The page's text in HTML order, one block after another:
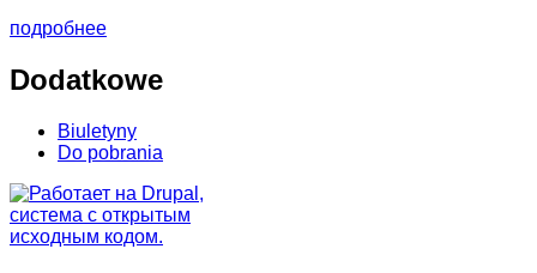
подробнее
Dodatkowe
Biuletyny
Do pobrania